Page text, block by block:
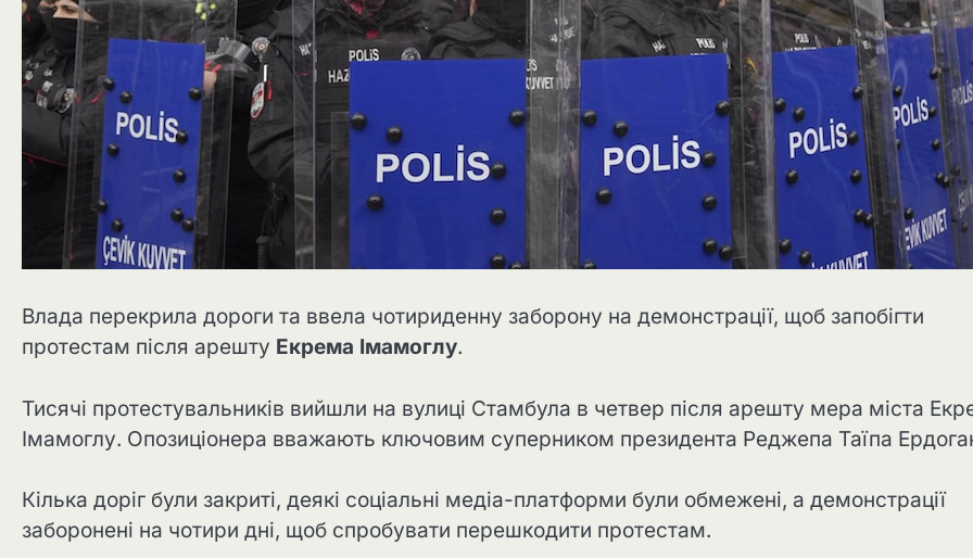
Влада перекрила дороги та ввела чотириденну заборону на демонстрації, щоб запобігти
протестам після арешту Екрема Імамоглу.
Тисячі протестувальників вийшли на вулиці Стамбула в четвер після арешту мера міста
Імамоглу. Опозиціонера вважають ключовим суперником президента Реджепа Таїпа
Кілька доріг були закриті, деякі соціальні медіа-платформи були обмежені, а демонстрації
заборонені на чотири дні, щоб спробувати перешкодити протестам.